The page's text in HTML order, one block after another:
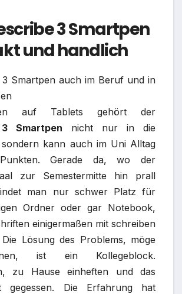
3 Smartpen
und handlich
auf Tablets gehört der
Smartpen nicht nur in die
kann auch im Uni Alltag
Gerade da, wo der
zur Semestermitte hin prall
man nur schwer Platz für
Ordner oder gar Notebook,
einigermaßen mit schreiben
Lösung des Problems, möge
ist ein Kollegeblock.
zu Hause einheften und das
gegessen. Die Erfahrung hat